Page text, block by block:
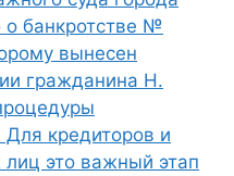
банкротстве №
вынесен
гражданина Н.
кредиторов и
лиц это важный этап